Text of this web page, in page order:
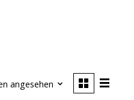
angesehen